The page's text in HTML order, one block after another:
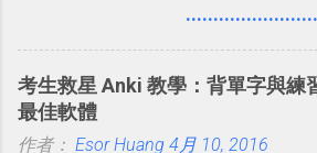
介紹文章： 把不同
大綱收合、目錄連結
議記錄不麻煩！我常
考生救星 Anki 教學：背單字與練
最佳軟體
作者： Esor Huang 4月 10, 2016